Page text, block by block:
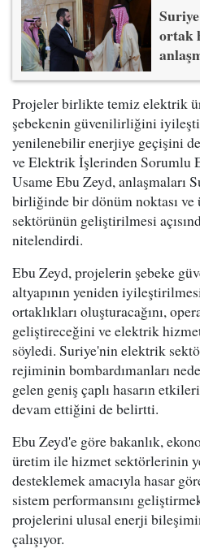
ortak
Projeler birlikte temiz elektrik
şebekenin güvenilirliğini
yenilenebilir enerjiye geçişini
ve Elektrik İşlerinden Sorumlu
Usame Ebu Zeyd, anlaşmaları
birliğinde bir dönüm noktası
sektörünün geliştirilmesi
nitelendirdi.
Ebu Zeyd, projelerin şebeke
altyapının yeniden
ortaklıkları oluşturacağını,
geliştireceğini ve elektrik
söyledi. Suriye'nin elektrik
rejiminin bombardımanları
gelen geniş çaplı hasarın
devam ettiğini de belirtti.
Ebu Zeyd'e göre bakanlık,
üretim ile hizmet sektörlerinin
desteklemek amacıyla hasar
sistem performansını
projelerini ulusal enerji
çalışıyor.